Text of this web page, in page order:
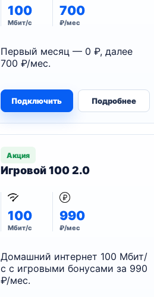
100
Мбит/с
700
₽/мес
Первый месяц — 0 ₽, далее
700 ₽/мес.
Подключить Подробнее
Акция
Игровой 100 2.0
100
Мбит/с
990
₽/мес
Домашний интернет 100 Мбит/
с с игровыми бонусами за 990
₽/мес.